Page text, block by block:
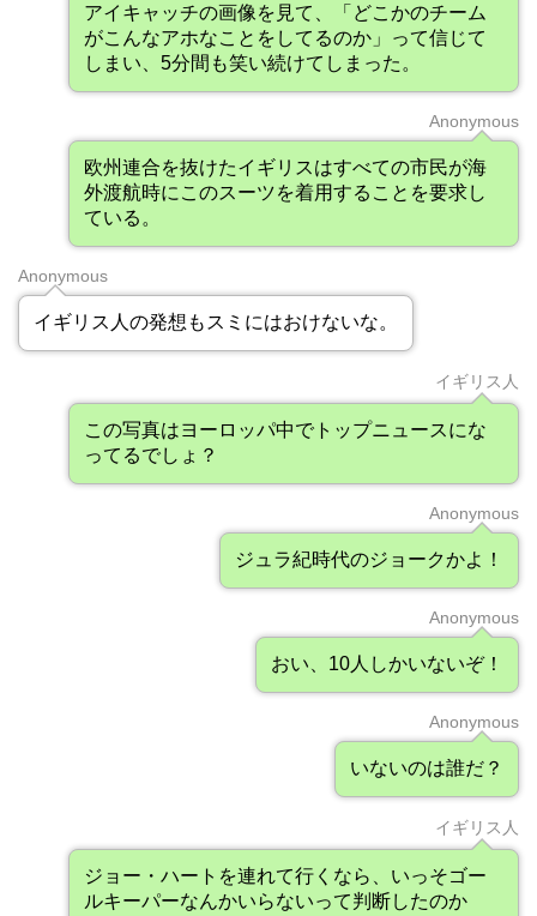
アイキャッチの画像を見て、「どこかのチーム
がこんなアホなことをしてるのか」って信じて
しまい、5分間も笑い続けてしまった。
Anonymous
欧州連合を抜けたイギリスはすべての市民が海
外渡航時にこのスーツを着用することを要求し
ている。
Anonymous
イギリス人の発想もスミにはおけないな。
イギリス人
この写真はヨーロッパ中でトップニュースにな
ってるでしょ？
Anonymous
ジュラ紀時代のジョークかよ！
Anonymous
おい、10人しかいないぞ！
Anonymous
いないのは誰だ？
イギリス人
ジョー・ハートを連れて行くなら、いっそゴー
ルキーパーなんかいらないって判断したのか